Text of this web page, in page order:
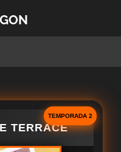
TEMPORADA 2
TERRACE